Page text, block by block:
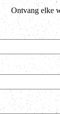
Ontvang elke